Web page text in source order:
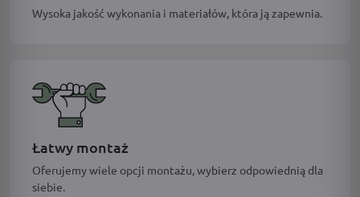
Wysoka jakość wykonania i materiałów, która ją zapewnia.
Łatwy montaż
Oferujemy wiele opcji montażu, wybierz odpowiednią dla
siebie.